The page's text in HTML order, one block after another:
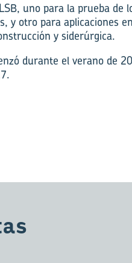
uno para la prueba de
y otro para aplicaciones
y siderúrgica.
durante el verano de